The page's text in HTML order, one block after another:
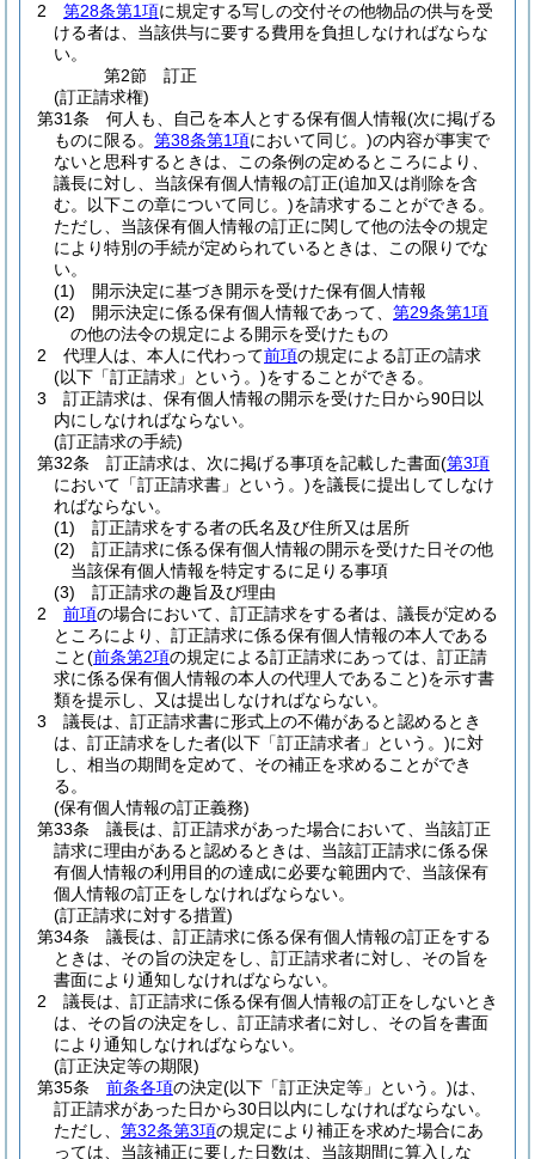
2
第28条第1項に規定する写しの交付その他物品の供与を受
ける者は、当該供与に要する費用を負担しなければならな
い。
第2節
訂正
(訂正請求権)
第31条
何人も、自己を本人とする保有個人情報(次に掲げる
ものに限る。 第38条第1項において同じ。)の内容が事実で
ないと思科するときは、この条例の定めるところにより、
議長に対し、当該保有個人情報の訂正(追加又は削除を含
む。以下この章について同じ。)を請求することができる。
ただし、当該保有個人情報の訂正に関して他の法令の規定
により特別の手続が定められているときは、この限りでな
い。
(1)
開示決定に基づき開示を受けた保有個人情報
(2)
開示決定に係る保有個人情報であって、 第29条第1項
の他の法令の規定による開示を受けたもの
2
代理人は、本人に代わって前項の規定による訂正の請求
(以下「訂正請求」という。)をすることができる。
3
訂正請求は、保有個人情報の開示を受けた日から90日以
内にしなければならない。
(訂正請求の手続)
第32条
訂正請求は、次に掲げる事項を記載した書面(第3項
において「訂正請求書」という。)を議長に提出してしなけ
ればならない。
(1)
訂正請求をする者の氏名及び住所又は居所
(2)
訂正請求に係る保有個人情報の開示を受けた日その他
当該保有個人情報を特定するに足りる事項
(3)
訂正請求の趣旨及び理由
2
前項の場合において、訂正請求をする者は、議長が定める
ところにより、訂正請求に係る保有個人情報の本人である
こと(前条第2項の規定による訂正請求にあっては、訂正請
求に係る保有個人情報の本人の代理人であること)を示す書
類を提示し、又は提出しなければならない。
3
議長は、訂正請求書に形式上の不備があると認めるとき
は、訂正請求をした者(以下「訂正請求者」という。)に対
し、相当の期間を定めて、その補正を求めることができ
る。
(保有個人情報の訂正義務)
第33条
議長は、訂正請求があった場合において、当該訂正
請求に理由があると認めるときは、当該訂正請求に係る保
有個人情報の利用目的の達成に必要な範囲内で、当該保有
個人情報の訂正をしなければならない。
(訂正請求に対する措置)
第34条
議長は、訂正請求に係る保有個人情報の訂正をする
ときは、その旨の決定をし、訂正請求者に対し、その旨を
書面により通知しなければならない。
2
議長は、訂正請求に係る保有個人情報の訂正をしないとき
は、その旨の決定をし、訂正請求者に対し、その旨を書面
により通知しなければならない。
(訂正決定等の期限)
第35条
前条各項の決定(以下「訂正決定等」という。)は、
訂正請求があった日から30日以内にしなければならない。
ただし、 第32条第3項の規定により補正を求めた場合にあ
っては、当該補正に要した日数は、当該期間に算入しな